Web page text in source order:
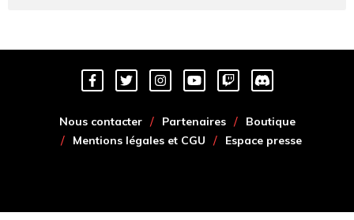
Nous contacter Partenaires
Boutique
Mentions légales et CGU
Espace presse